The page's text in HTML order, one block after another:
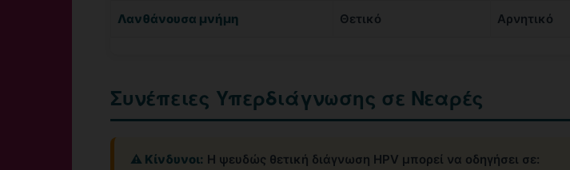
Λανθάνουσα μνήμη Θετικό Αρνητικό
Συνέπειες Υπερδιάγνωσης σε Νεαρές
⚠️ Κίνδυνοι: Η ψευδώς θετική διάγνωση HPV μπορεί να οδηγήσει σε: